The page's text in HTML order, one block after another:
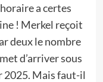
a certes
! Merkel reçoit
deux le nombre
d’arriver sous
2025. Mais faut-il